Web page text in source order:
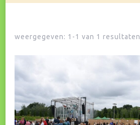
weergegeven: 1-1 van 1 resultaten